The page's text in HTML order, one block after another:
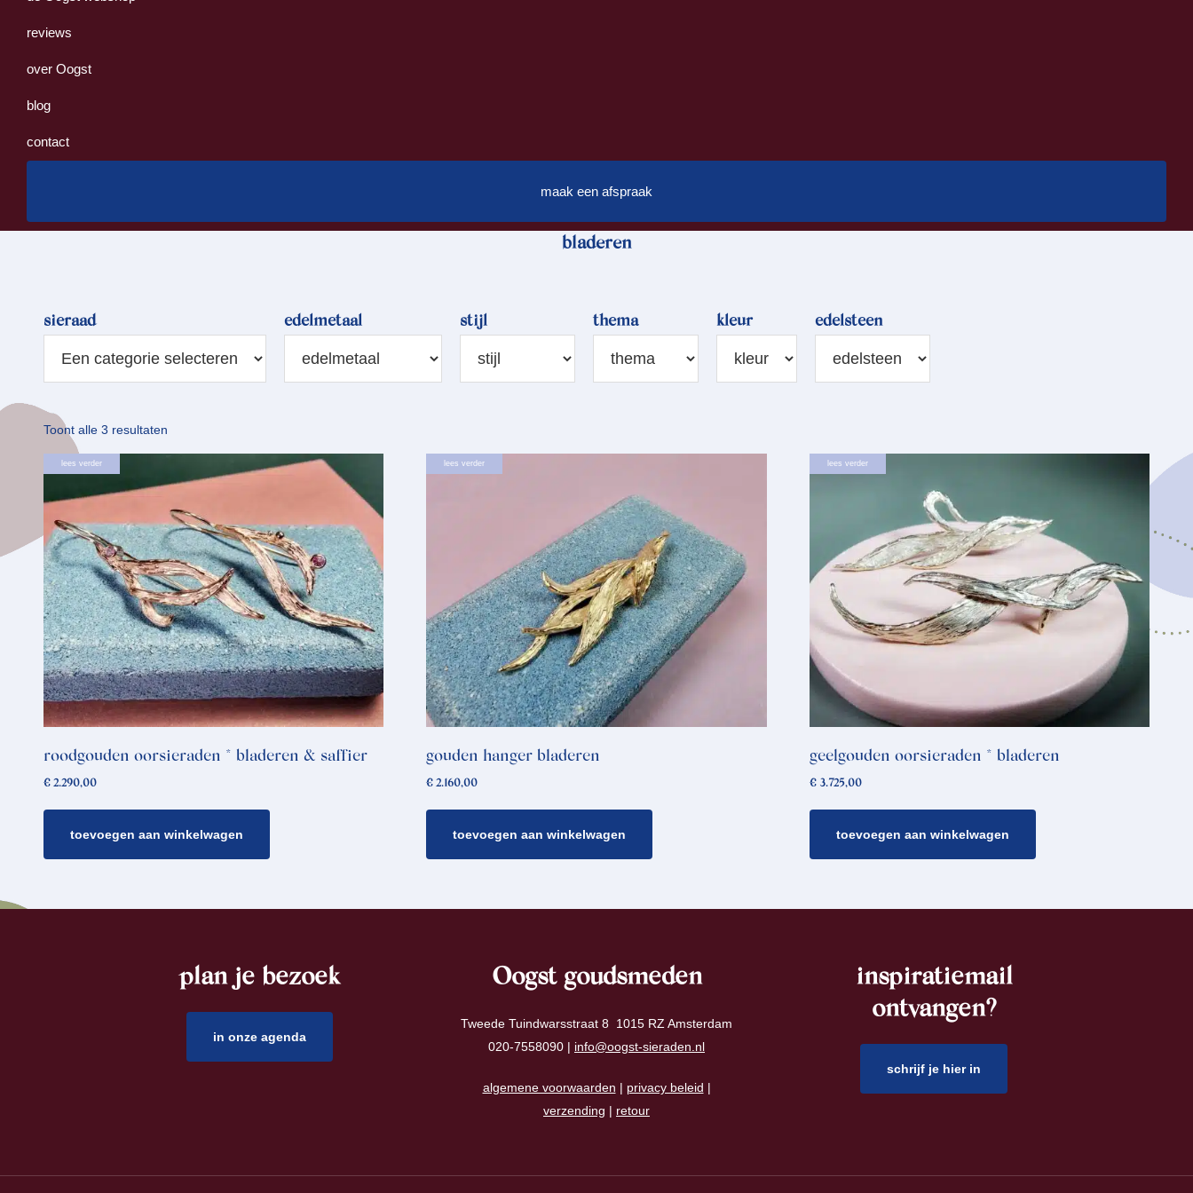
reviews
over Oogst
blog
contact
maak een afspraak
bladeren
sieraad edelmetaal stijl thema kleur edelsteen
Toont alle 3 resultaten
op
nieuwste
lees verder
roodgouden oorsieraden * bladeren & saffier
€ 2.290,00
toevoegen aan winkelwagen
lees verder
gouden hanger bladeren
€ 2.160,00
toevoegen aan winkelwagen
lees verder
geelgouden oorsieraden * bladeren
€3.725,00
toevoegen aan winkelwagen
plan je bezoek
in onze agenda
Oogst goudsmeden
Tweede Tuindwarsstraat 8 1015 RZ Amsterdam
020-7558090 | info@oogst-sieraden.nl
algemene voorwaarden | privacy beleid |
verzending | retour
inspiratiemail
ontvangen?
schrijf je hier in